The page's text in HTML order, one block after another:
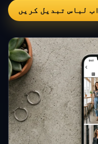
اب لباس تبدیل کریں